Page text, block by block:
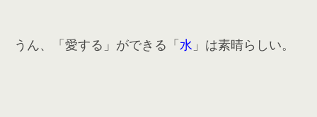
うん、「愛する」ができる「水 」は素晴らしい。